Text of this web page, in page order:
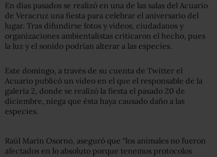
En días pasados se realizó en una de las salas del Acuario
de Veracruz una fiesta para celebrar el aniversario del
lugar. Tras difundirse fotos y videos, ciudadanos y
organizaciones ambientalistas criticaron el hecho, pues
la luz y el sonido podrían alterar a las especies.
Este domingo, a través de su cuenta de Twitter el
Acuario publicó un video en el que el responsable de la
galería 2, donde se realizó la fiesta el pasado 20 de
diciembre, niega que ésta haya causado daño a las
especies.
Raúl Marin Osorno, aseguró que “los animales no fueron
afectados en lo absoluto porque tenemos protocolos